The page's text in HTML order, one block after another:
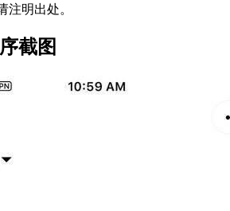
注明出处。
截图